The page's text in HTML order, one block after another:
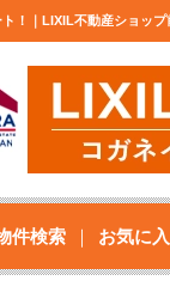
！｜LIXIL不動産ショップ
件検索 お気に